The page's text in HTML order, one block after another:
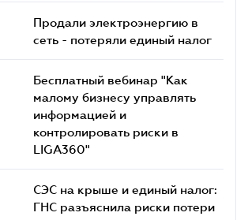
Продали электроэнергию в
сеть - потеряли единый налог
Бесплатный вебинар "Как
малому бизнесу управлять
информацией и
контролировать риски в
LIGA360"
СЭС на крыше и единый налог:
ГНС разъяснила риски потери